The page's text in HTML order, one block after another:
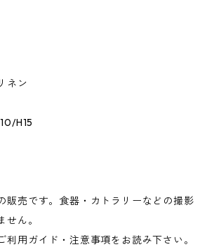
ネン
H15
販売です。食器・カトラリーなどの撮影
せん。
用ガイド・注意事項をお読み下さい。